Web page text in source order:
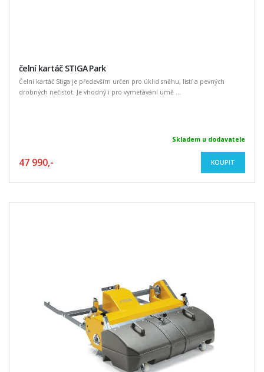
čelní kartáč STIGA Park
Čelní kartáč Stiga je především určen pro úklid sněhu, listí a pevných
drobných nečistot. Je vhodný i pro vymetávání umě ...
Skladem u dodavatele
47 990,- KOUPIT